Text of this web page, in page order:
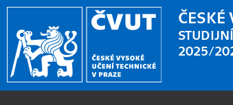
ČESKÉ
2025/